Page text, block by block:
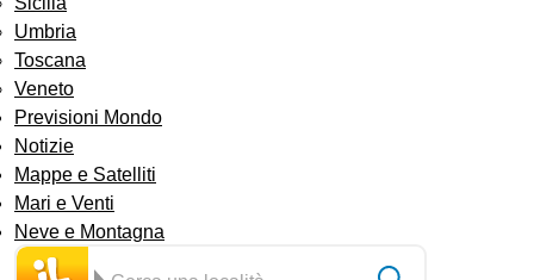
Umbria
Toscana
Veneto
Previsioni Mondo
Notizie
Mappe e Satelliti
Mari e Venti
Neve e Montagna